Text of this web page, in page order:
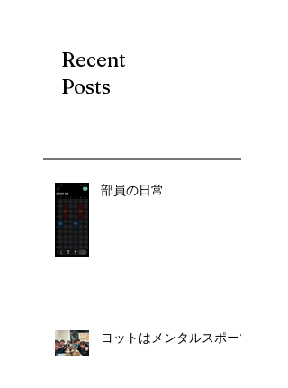
Recent
Posts
部員の日常
ヨットはメンタルスポーツ